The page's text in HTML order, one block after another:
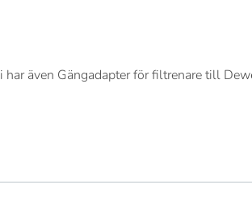
även Gängadapter för filtrenare till